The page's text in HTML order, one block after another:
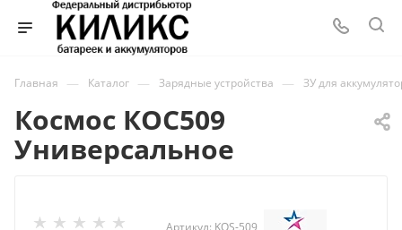
Главная — Каталог — Зарядные устройства — ЗУ для
Космос КОС509
Универсальное
Артикул: KOS-509